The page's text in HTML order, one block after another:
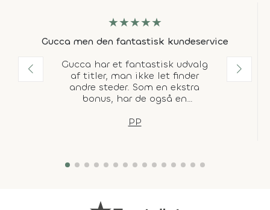
★★★★★
Gucca men den fantastisk kundeservice
Gucca har et fantastisk udvalg
af titler, man ikke let finder
andre steder. Som en ekstra
bonus, har de også en
DAO mistede min pakke og de,
PP